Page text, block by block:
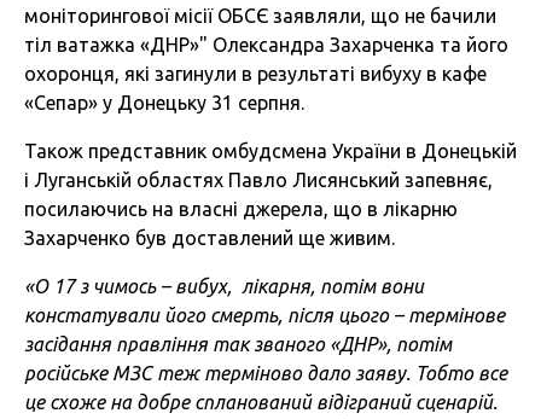
моніторингової місії ОБСЄ заявляли, що не бачили
тіл ватажка «ДНР»" Олександра Захарченка та його
охоронця, які загинули в результаті вибуху в кафе
«Сепар» у Донецьку 31 серпня.
Також представник омбудсмена України в Донецькій
і Луганській областях Павло Лисянський запевняє,
посилаючись на власні джерела, що в лікарню
Захарченко був доставлений ще живим.
«О 17 з чимось – вибух, лікарня, потім вони
констатували його смерть, після цього – термінове
засідання правління так званого «ДНР», потім
російське МЗС теж терміново дало заяву. Тобто все
це схоже на добре спланований відіграний сценарій.